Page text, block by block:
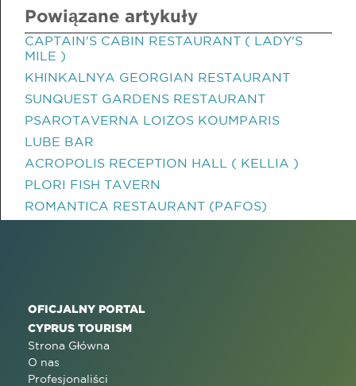
Powiązane artykuły
CAPTAIN'S CABIN RESTAURANT ( LADY'S
MILE )
KHINKALNYA GEORGIAN RESTAURANT
SUNQUEST GARDENS RESTAURANT
PSAROTAVERNA LOIZOS KOUMPARIS
LUBE BAR
ACROPOLIS RECEPTION HALL ( KELLIA )
PLORI FISH TAVERN
ROMANTICA RESTAURANT (PAFOS)
OFICJALNY PORTAL
CYPRUS TOURISM
Strona Główna
O nas
Profesjonaliści